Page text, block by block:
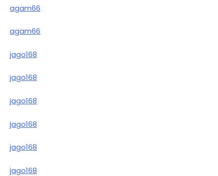
agam66
agam66
jago168
jago168
jago168
jago168
jago168
jago168